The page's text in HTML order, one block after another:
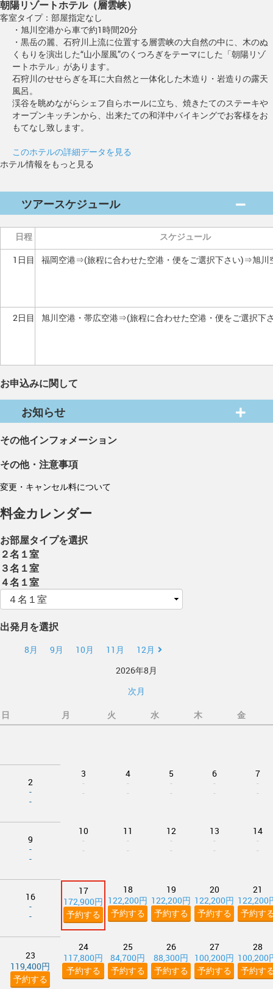
朝陽リゾートホテル（層雲峡）
客室タイプ：部屋指定なし
・旭川空港から車で約1時間20分
・黒岳の麗、石狩川上流に位置する層雲峡の大自然の中に、木のぬ
くもりを演出した“山小屋風”のくつろぎをテーマにした「朝陽リゾ
ートホテル」があります。
石狩川のせせらぎを耳に大自然と一体化した木造り・岩造りの露天
風呂。
渓谷を眺めながらシェフ自らホールに立ち、焼きたてのステーキや
オープンキッチンから、出来たての和洋中バイキングでお客様をお
もてなし致します。
このホテルの詳細データを見る
ホテル情報をもっと見る
ツアースケジュール
日程
スケジュール
1日目
福岡空港⇒(旅程に合わせた空港・便をご選択下さい)⇒旭川
2日目 旭川空港・帯広空港⇒(旅程に合わせた空港・便をご選択下
お申込みに関して
お知らせ
その他インフォメーション
その他・注意事項
変更・キャンセル料について
料金カレンダー
お部屋タイプを選択
２名１室
３名１室
４名１室
出発月を選択
8月 9月 10月 11月
12月
2026年8月
次月
日 月 火 水 木 金
2
-
-
3
-
-
4
-
-
5
-
-
6
-
-
7
-
-
9
-
-
10
-
-
11
-
-
12
-
-
13
-
-
14
-
-
16
-
-
17
172,900円
予約する
18
122,200円
予約する
19
122,200円
予約する
20
122,200円
予約する
21
122,200
予約す
23
119,400円
予約する
24
117,800円
予約する
25
84,700円
予約する
26
88,300円
予約する
27
100,200円
予約する
28
100,200
予約す